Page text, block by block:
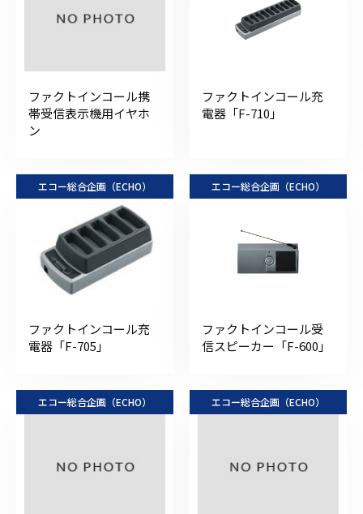
ファクトインコール携
帯受信表示機用イヤホ
ン
ファクトインコール充
電器「F-710」
エコー総合企画（ECHO）
ファクトインコール充
電器「F-705」
エコー総合企画（ECHO）
ファクトインコール受
信スピーカー「F-600」
エコー総合企画（ECHO） エコー総合企画（ECHO）